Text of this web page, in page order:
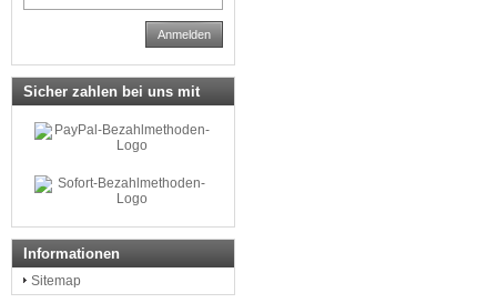
Anmelden
Sicher zahlen bei uns mit
Informationen
Sitemap